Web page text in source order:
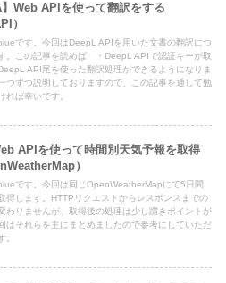
】Web APIを使って翻訳をする
）
です。今回はDeepL APIを用いた文書の翻訳につ
。この記事を読めば ・DeepL APIで認証キーが取
API尾を使った翻訳処理ができるようになりま
つずつ説明しておりますので、この記事を通して勉
れば幸いです。
APIを使って時間別天気予報を取得
）
です。今回は同じOpenWeatherMapにて5日間
得します。HTTPリクエストからレスポンスまでの
わりませんが、取得後の処理は少し躓きポイントが
はそれらを主にまとめましたので参考にしていただ
。